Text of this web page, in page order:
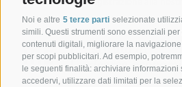
Noi e altre 5 terze parti selezionate
simili. Questi strumenti sono essenziali
contenuti digitali, migliorare la
per scopi pubblicitari. Ad esempio,
le seguenti finalità: archiviare informazioni
accedervi, utilizzare dati limitati per la